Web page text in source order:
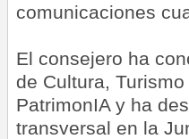
comunicaciones
El consejero ha
de Cultura,
PatrimonIA y ha
transversal en la